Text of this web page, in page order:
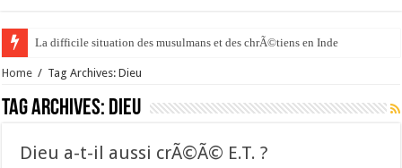
La difficile situation des musulmans et des chrÃ©tiens en Inde
Home / Tag Archives: Dieu
Tag Archives: Dieu
Dieu a-t-il aussi crÃ©Ã© E.T. ?